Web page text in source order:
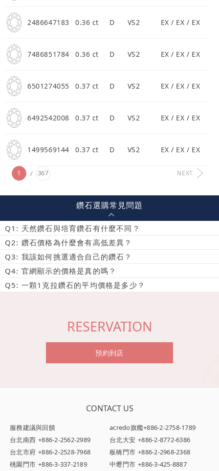
2486647183 0.36 ct D VS2 EX / EX / EX
7486851784 0.36 ct D VS2 EX / EX / EX
6501274055 0.37 ct D VS2 EX / EX / EX
6492542008 0.37 ct D VS2 EX / EX / EX
1499569144 0.37 ct D VS2 EX / EX / EX
1 367 NEXT
鑽石選購常見問題
Q1: 天然鑽石與培育鑽石有什麼不同？
Q2: 鑽石價格為什麼會有高低差異？
Q3: 我該如何挑選適合自己的鑽石？
Q4: 官網顯示的價格是真的嗎？
Q5: 一顆1克拉鑽石的平均價格是多少？
RESERVATION
預約到店
CONTACT US
服務建議與回饋 acredo旗艦+886-2-2758-1789
台北南西 +886-2-2562-2989 台北大安 +886-2-8772-6386
台北市府 +886-2-2528-7968 板橋門市 +886-2-2968-2368
桃園門市 +886-3-337-2189 中壢門市 +886-3-425-8887